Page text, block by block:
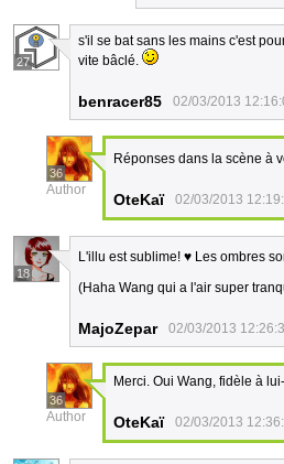
27
s'il se bat sans les mains c'est
vite bâclé.
benracer85 02/03/2013
36
Author
Réponses dans la scène à
OteKaï 02/03/2013
18
L'illu est sublime! ♥ Les ombres
(Haha Wang qui a l'air super
MajoZepar 02/03/2013
36
Author
Merci. Oui Wang, fidèle à
OteKaï 02/03/2013